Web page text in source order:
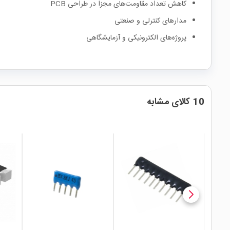
کاهش تعداد مقاومت‌های مجزا در طراحی PCB
مدارهای کنترلی و صنعتی
پروژه‌های الکترونیکی و آزمایشگاهی
10 کالای مشابه